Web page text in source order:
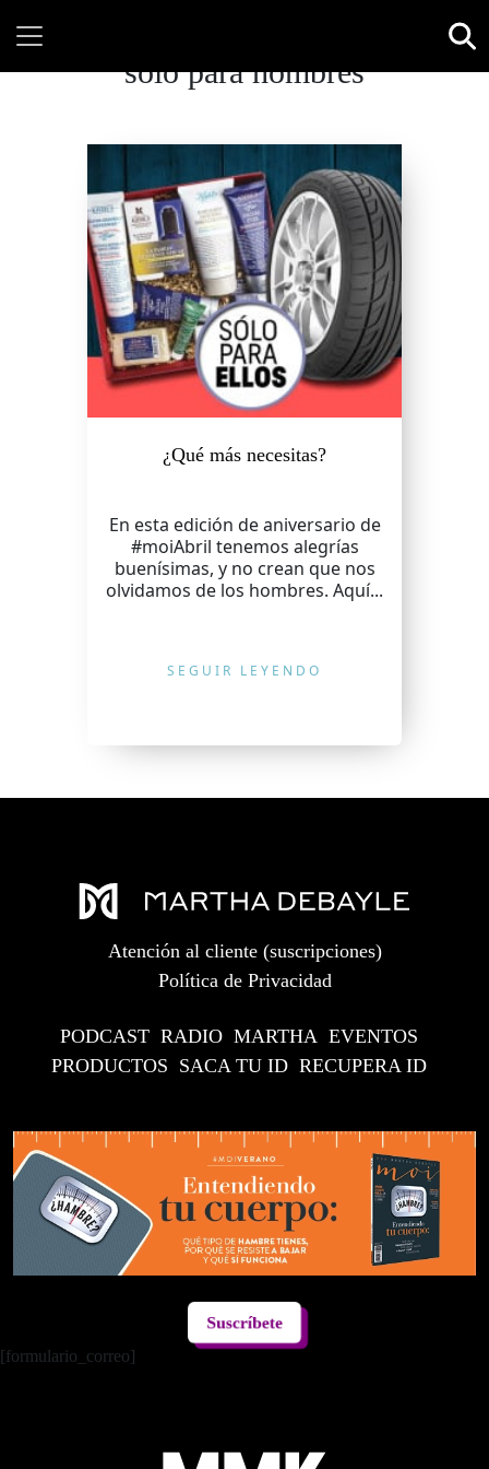
sólo para hombres
¿Qué más necesitas?
En esta edición de aniversario de
#moiAbril tenemos alegrías
buenísimas, y no crean que nos
olvidamos de los hombres. Aquí...
SEGUIR LEYENDO
Atención al cliente (suscripciones)
Política de Privacidad
PODCAST RADIO MARTHA EVENTOS
PRODUCTOS SACA TU ID RECUPERA ID
Suscríbete
[formulario_correo]